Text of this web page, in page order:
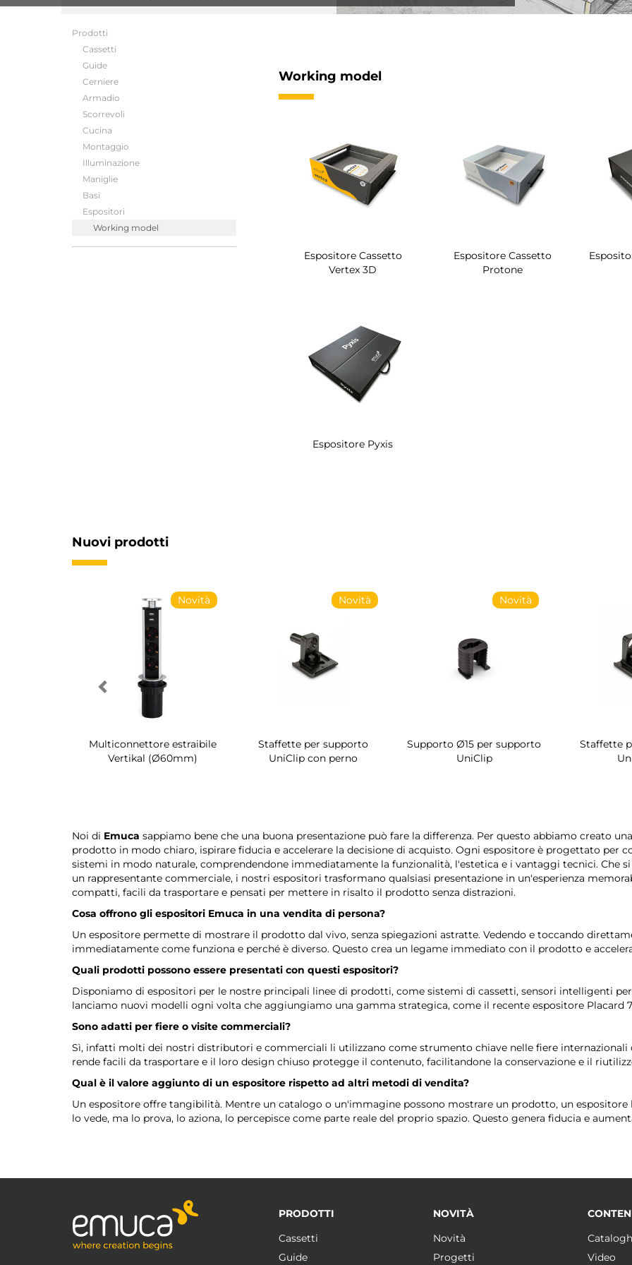
Prodotti
Cassetti
Guide
Cerniere
Armadio
Scorrevoli
Cucina
Montaggio
Illuminazione
Maniglie
Basi
Espositori
Working model
Working model
Espositore Cassetto
Vertex 3D
Espositore Cassetto
Protone
Espositore Pyxis
Nuovi prodotti
Novità
Multiconnettore estraibile
Vertikal (Ø60mm)
Novità
Staffette per supporto
UniClip con perno
Novità
Supporto Ø15 per supporto
UniClip
Staffette
Noi di Emuca sappiamo bene che una buona presentazione può fare la differenza. Per questo abbiamo creato
prodotto in modo chiaro, ispirare fiducia e accelerare la decisione di acquisto. Ogni espositore è progettato per
sistemi in modo naturale, comprendendone immediatamente la funzionalità, l'estetica e i vantaggi tecnici. Che
un rappresentante commerciale, i nostri espositori trasformano qualsiasi presentazione in un'esperienza
compatti, facili da trasportare e pensati per mettere in risalto il prodotto senza distrazioni.
Cosa offrono gli espositori Emuca in una vendita di persona?
Un espositore permette di mostrare il prodotto dal vivo, senza spiegazioni astratte. Vedendo e toccando
immediatamente come funziona e perché è diverso. Questo crea un legame immediato con il prodotto e
Quali prodotti possono essere presentati con questi espositori?
Disponiamo di espositori per le nostre principali linee di prodotti, come sistemi di cassetti, sensori intelligenti
lanciamo nuovi modelli ogni volta che aggiungiamo una gamma strategica, come il recente espositore Placard
Sono adatti per fiere o visite commerciali?
Sì, infatti molti dei nostri distributori e commerciali li utilizzano come strumento chiave nelle fiere
rende facili da trasportare e il loro design chiuso protegge il contenuto, facilitandone la conservazione e il
Qual è il valore aggiunto di un espositore rispetto ad altri metodi di vendita?
Un espositore offre tangibilità. Mentre un catalogo o un'immagine possono mostrare un prodotto, un
lo vede, ma lo prova, lo aziona, lo percepisce come parte reale del proprio spazio. Questo genera fiducia e
PRODOTTI
Cassetti
Guide
NOVITÀ
Novità
Progetti
Video